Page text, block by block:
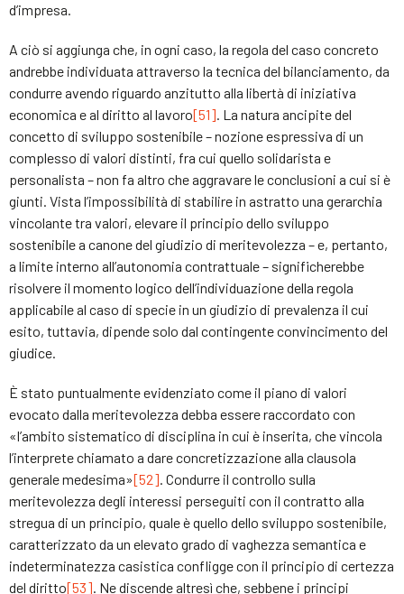
d’impresa.
A ciò si aggiunga che, in ogni caso, la regola del caso concreto
andrebbe individuata attraverso la tecnica del bilanciamento, da
condurre avendo riguardo anzitutto alla libertà di iniziativa
economica e al diritto al lavoro[51]. La natura ancipite del
concetto di sviluppo sostenibile – nozione espressiva di un
complesso di valori distinti, fra cui quello solidarista e
personalista – non fa altro che aggravare le conclusioni a cui si è
giunti. Vista l’impossibilità di stabilire in astratto una gerarchia
vincolante tra valori, elevare il principio dello sviluppo
sostenibile a canone del giudizio di meritevolezza – e, pertanto,
a limite interno all’autonomia contrattuale – significherebbe
risolvere il momento logico dell’individuazione della regola
applicabile al caso di specie in un giudizio di prevalenza il cui
esito, tuttavia, dipende solo dal contingente convincimento del
giudice.
È stato puntualmente evidenziato come il piano di valori
evocato dalla meritevolezza debba essere raccordato con
«l’ambito sistematico di disciplina in cui è inserita, che vincola
l’interprete chiamato a dare concretizzazione alla clausola
generale medesima»[52]. Condurre il controllo sulla
meritevolezza degli interessi perseguiti con il contratto alla
stregua di un principio, quale è quello dello sviluppo sostenibile,
caratterizzato da un elevato grado di vaghezza semantica e
indeterminatezza casistica confligge con il principio di certezza
del diritto[53]. Ne discende altresì che, sebbene i principi